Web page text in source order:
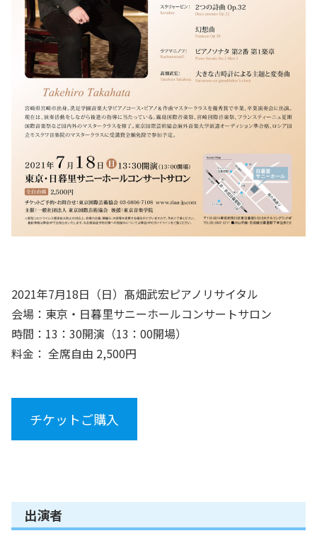
2021年7月18日（日）髙畑武宏ピアノリサイタル
会場：東京・日暮里サニーホールコンサートサロン
時間：13：30開演（13：00開場）
料金： 全席自由 2,500円
チケットご購入
出演者